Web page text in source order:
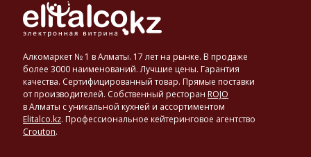
джина:
анис,
лакрица,
кориандр,
фенхель
обязательно
ягоды
можжевельника.
Алкомаркет № 1 в Алматы. 17 лет на рынке. В продаже
более 3000 наименований. Лучшие цены. Гарантия
качества. Сертифицированный товар. Прямые поставки
от производителей. Собственный ресторан ROJO
в Алматы с уникальной кухней и ассортиментом
Elitalco.kz. Профессиональное кейтеринговое агентство
Crouton.